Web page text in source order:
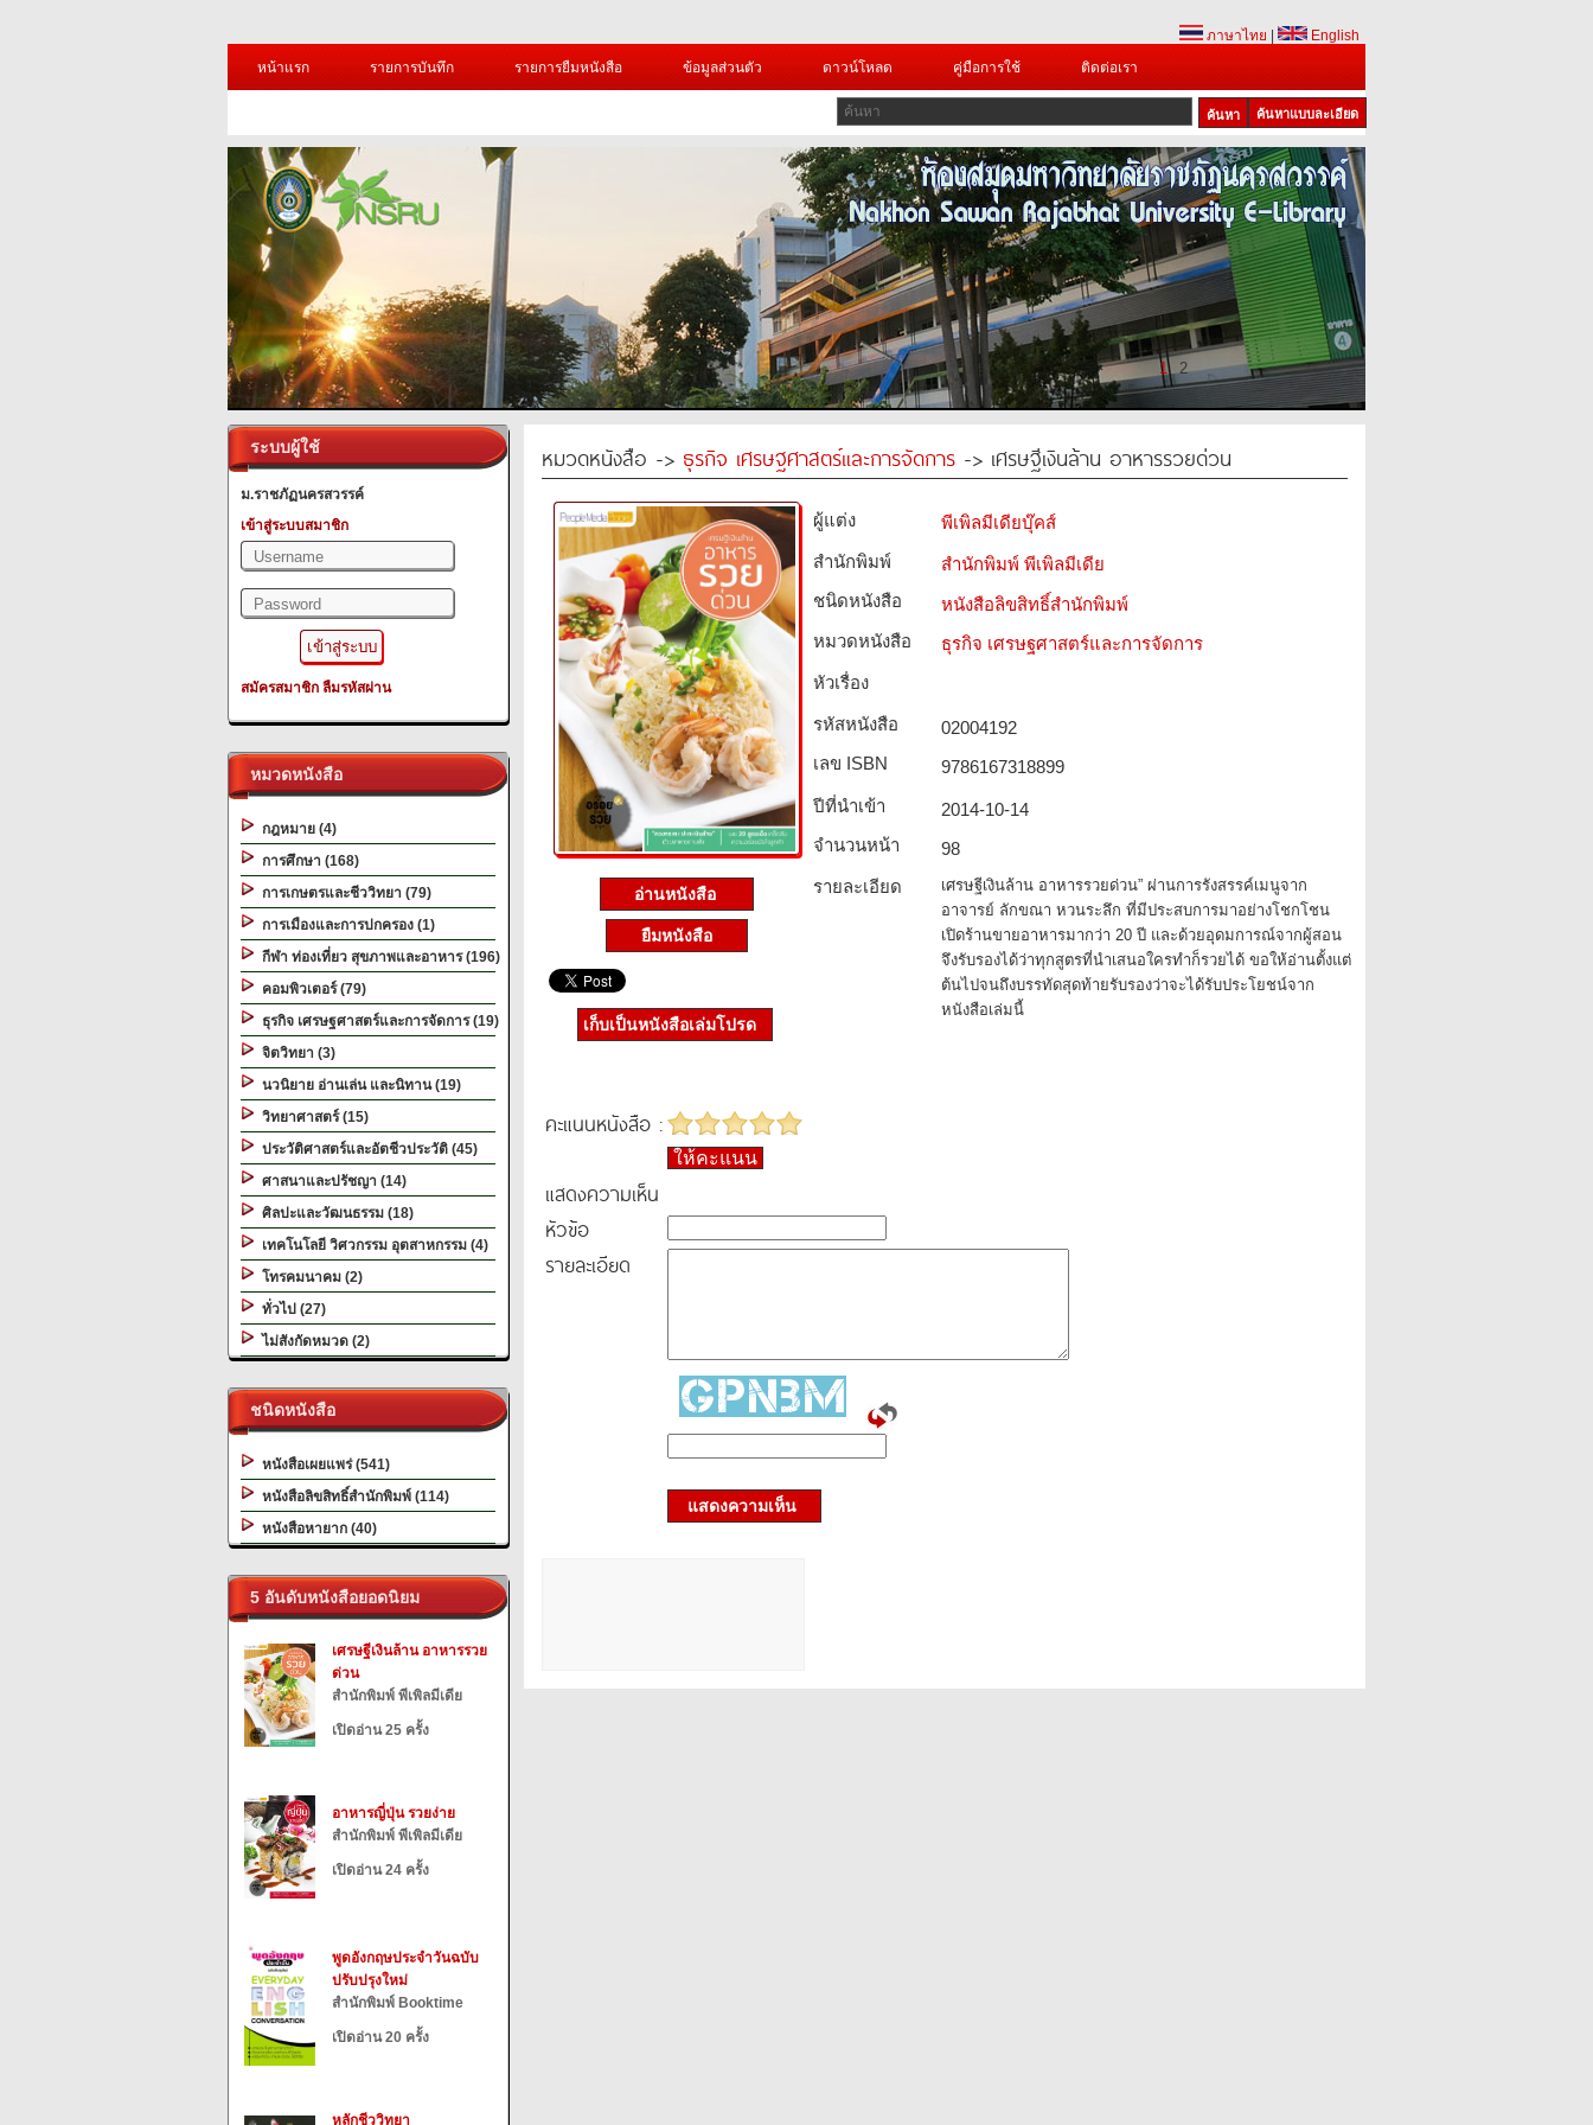
ภาษาไทย
English
หน้าแรก
รายการบันทึก รายการยืมหนังสือ ข้อมูลส่วนตัว ดาวน์โหลด คู่มือการใช้ ติดต่อเรา
ค้นหาแบบละเอียด
1 2
ระบบผู้ใช้
ม.ราชภัฏนครสวรรค์
เข้าสู่ระบบสมาชิก
สมัครสมาชิก ลืมรหัสผ่าน
หมวดหนังสือ
กฎหมาย (4)
การศึกษา (168)
การเกษตรและชีววิทยา (79)
การเมืองและการปกครอง (1)
กีฬา ท่องเที่ยว สุขภาพและอาหาร (196)
คอมพิวเตอร์ (79)
ธุรกิจ เศรษฐศาสตร์และการจัดการ (19)
จิตวิทยา (3)
นวนิยาย อ่านเล่น และนิทาน (19)
วิทยาศาสตร์ (15)
ประวัติศาสตร์และอัตชีวประวัติ (45)
ศาสนาและปรัชญา (14)
ศิลปะและวัฒนธรรม (18)
เทคโนโลยี วิศวกรรม อุตสาหกรรม (4)
โทรคมนาคม (2)
ทั่วไป (27)
ไม่สังกัดหมวด (2)
ชนิดหนังสือ
หนังสือเผยแพร่ (541)
หนังสือลิขสิทธิ์สำนักพิมพ์ (114)
หนังสือหายาก (40)
5 อันดับหนังสือยอดนิยม
เศรษฐีเงินล้าน อาหารรวย
ด่วน
สำนักพิมพ์ พีเพิลมีเดีย
เปิดอ่าน 25 ครั้ง
อาหารญี่ปุ่น รวยง่าย
สำนักพิมพ์ พีเพิลมีเดีย
เปิดอ่าน 24 ครั้ง
พูดอังกฤษประจำวันฉบับ
ปรับปรุงใหม่
สำนักพิมพ์ Booktime
เปิดอ่าน 20 ครั้ง
หลักชีววิทยา
หมวดหนังสือ -> ธุรกิจ เศรษฐศาสตร์และการจัดการ -> เศรษฐีเงินล้าน อาหารรวยด่วน
อ่านหนังสือ
ยืมหนังสือ
ผู้แต่ง
พีเพิลมีเดียบุ๊คส์
สำนักพิมพ์
สำนักพิมพ์ พีเพิลมีเดีย
ชนิดหนังสือ­
หนังสือลิขสิทธิ์สำนักพิมพ์
หมวดหนังสือ­
ธุรกิจ เศรษฐศาสตร์และการจัดการ
หัวเรื่อง
รหัสหนังสือ­
02004192
เลข ISBN
9786167318899
ปีที่นำเข้า
2014-10-14
จำนวนหน้า
98
รายละเอียด
เศรษฐีเงินล้าน อาหารรวยด่วน” ผ่านการรังสรรค์เมนูจาก
อาจารย์ ลักขณา หวนระลึก ที่มีประสบการมาอย่างโชกโชน
เปิดร้านขายอาหารมากว่า 20 ปี และด้วยอุดมการณ์จากผู้สอน
จึงรับรองได้ว่าทุกสูตรที่นำเสนอใครทำก็รวยได้ ขอให้อ่านตั้งแต่
ต้นไปจนถึงบรรทัดสุดท้ายรับรองว่าจะได้รับประโยชน์จาก
หนังสือเล่มนี้
เก็บเป็นหนังสือเล่มโปรด
คะแนนหนังสือ :
ให้คะแนน
แสดงความเห็น
หัวข้อ
รายละเอียด
แสดงความเห็น